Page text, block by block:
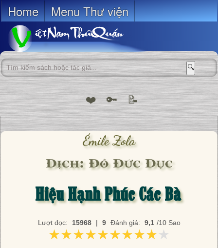
Home Menu Thư viện
🔍
❤️ 🔑 📝
Émile Zola
Dịch: Đỗ Đức Dục
Hiệu Hạnh Phúc Các Bà
Lượt đọc: 15968 | 9 Đánh giá: 9,1 /10 Sao
★★★★★★★★★★
★★★★★★★★★★